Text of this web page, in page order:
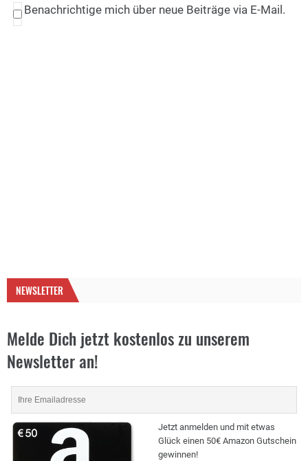
Benachrichtige mich über neue Beiträge via E-Mail.
NEWSLETTER
Melde Dich jetzt kostenlos zu unserem
Newsletter an!
Jetzt anmelden und mit etwas
Glück einen 50€ Amazon Gutschein
gewinnen!